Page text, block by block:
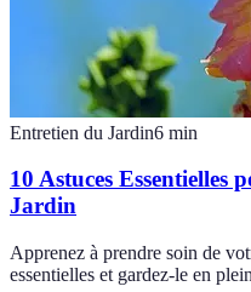
Entretien du Jardin6 min
10 Astuces Essentielles
Jardin
Apprenez à prendre soin de
essentielles et gardez-le en